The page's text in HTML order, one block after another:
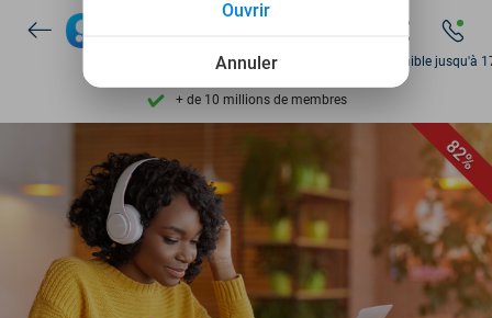
Découvrez + de 15.000 deals
Disponible 7 jours par semaine
+ de 10 millions de membres
Découvrez + de 15.000 deals
Disponible 7 jours par semaine
+ de 10 millions de membres
Disponible jusqu'à
82%
Annuler
Ouvrir